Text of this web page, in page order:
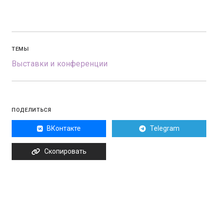
ТЕМЫ
Выставки и конференции
ПОДЕЛИТЬСЯ
ВКонтакте Telegram
Скопировать